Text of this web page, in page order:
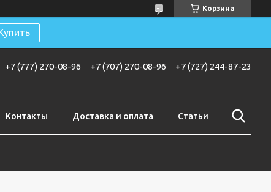
Корзина
+7 (777) 270-08-96 +7 (707) 270-08-96 +7 (727) 244-87-23
Контакты Доставка и оплата Статьи